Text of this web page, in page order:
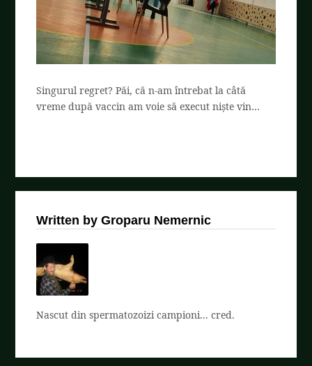
Singurul regret? Păi, că n-am întrebat la câtă
vreme după vaccin am voie să execut niște vin…
Written by Groparu Nemernic
Nascut din spermatozoizi campioni... cred.